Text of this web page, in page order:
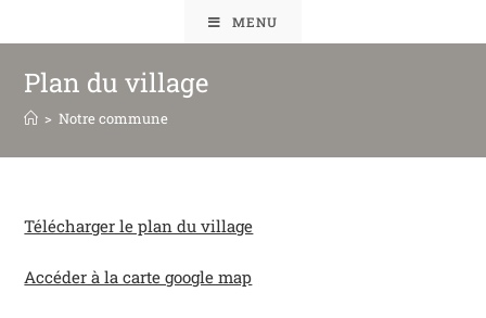
MENU
Plan du village
> Notre commune
Télécharger le plan du village
Accéder à la carte google map